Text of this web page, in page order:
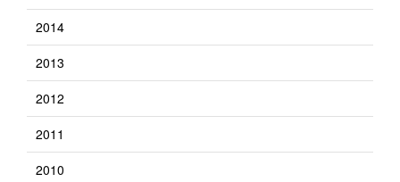
2014
2013
2012
2011
2010